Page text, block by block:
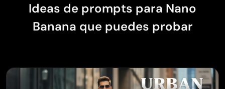
Ideas de prompts para Nano
Banana que puedes probar